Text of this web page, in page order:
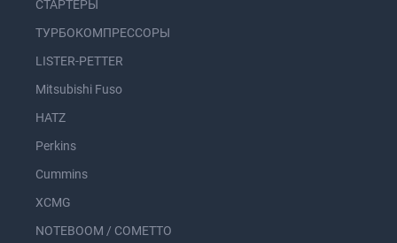
СТАРТЕРЫ
ТУРБОКОМПРЕССОРЫ
LISTER-PETTER
Mitsubishi Fuso
HATZ
Perkins
Cummins
XCMG
NOTEBOOM / COMETTO